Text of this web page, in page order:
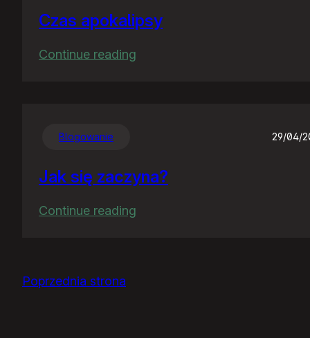
Czas apokalipsy
Continue reading
Blogowanie 29/04/
Jak się zaczyna?
Continue reading
Poprzednia strona